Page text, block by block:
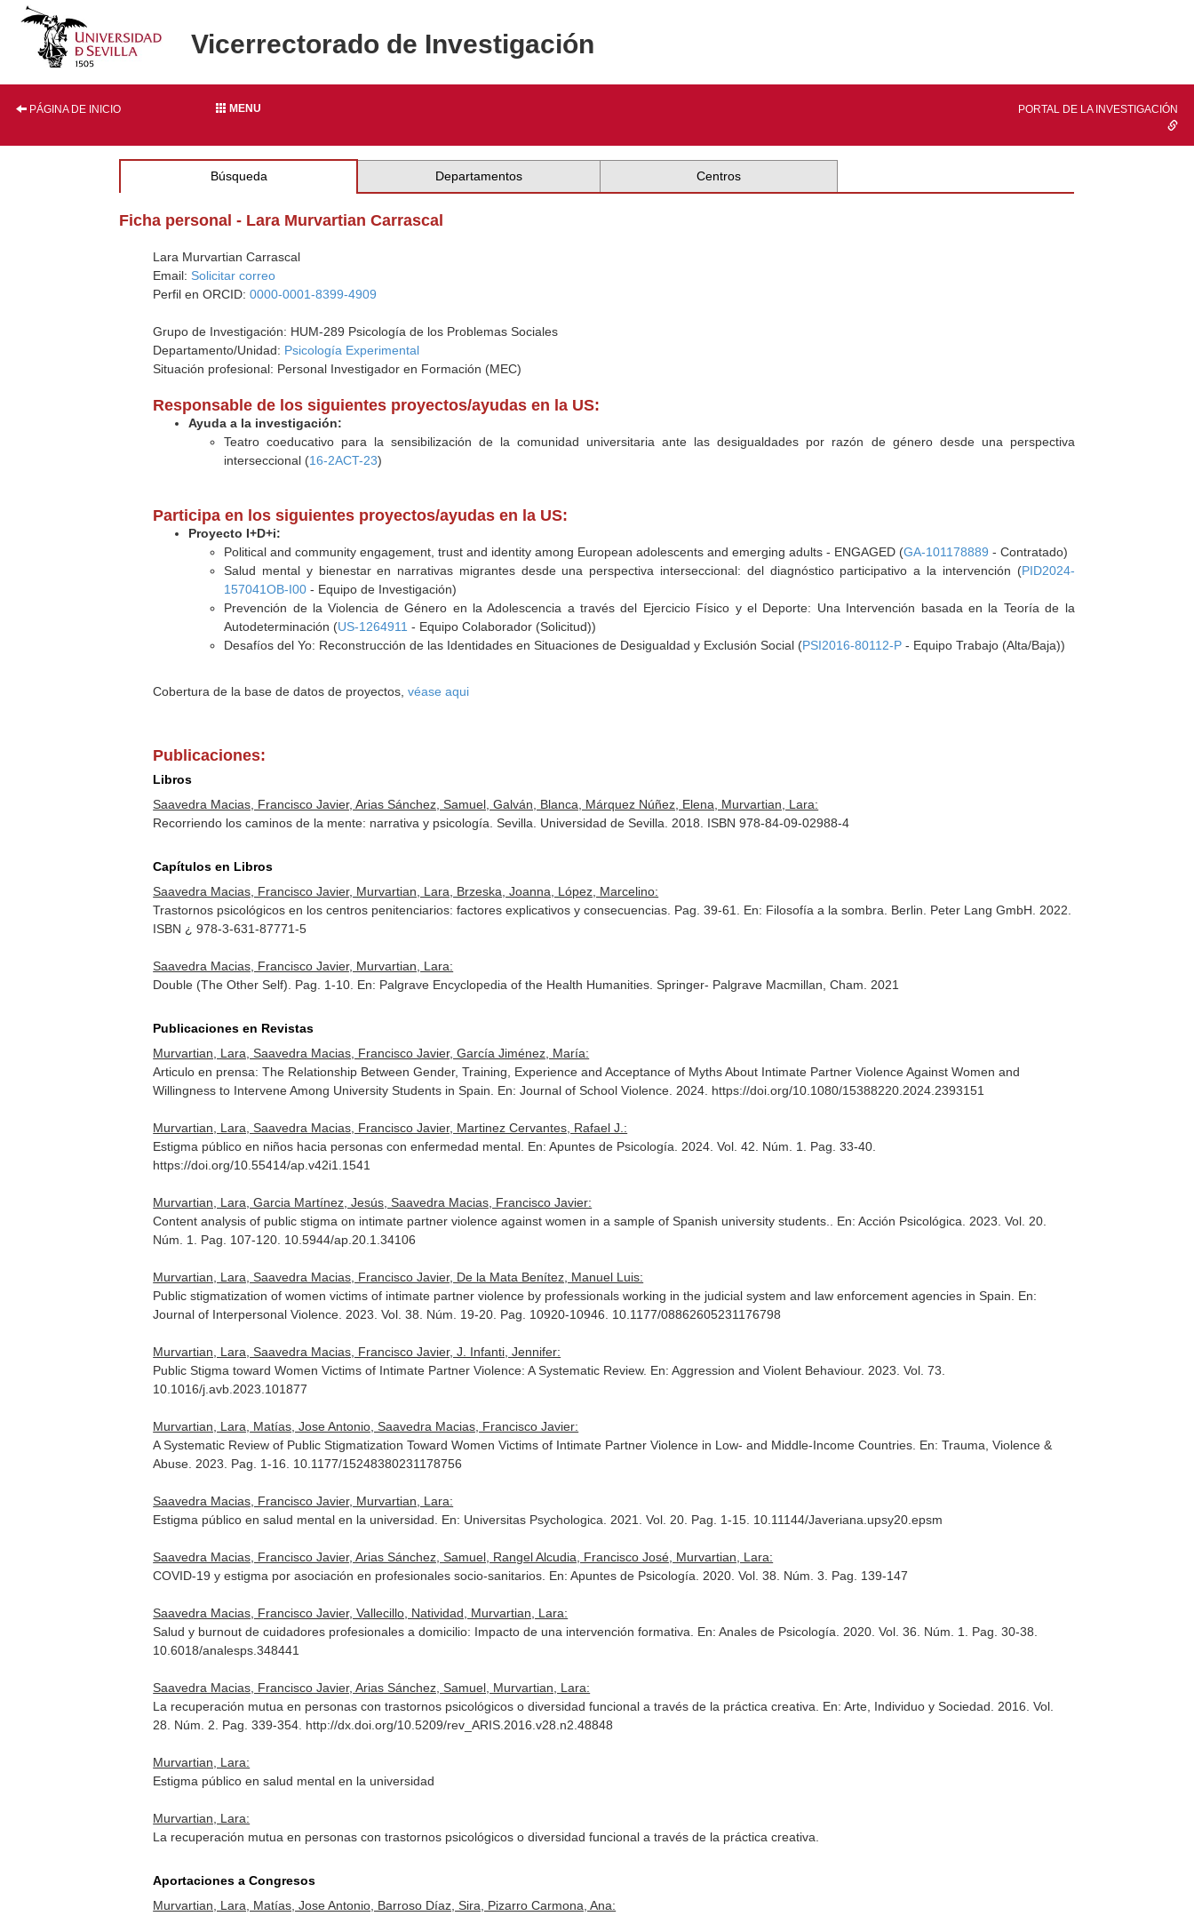
Vicerrectorado de Investigación
PÁGINA DE INICIO MENU PORTAL DE LA INVESTIGACIÓN
Búsqueda Departamentos Centros
Ficha personal - Lara Murvartian Carrascal
Lara Murvartian Carrascal
Email: Solicitar correo
Perfil en ORCID:0000-0001-8399-4909
Grupo de Investigación: HUM-289 Psicología de los Problemas Sociales
Departamento/Unidad: Psicología Experimental
Situación profesional: Personal Investigador en Formación (MEC)
Responsable de los siguientes proyectos/ayudas en la US:
Ayuda a la investigación:
Teatro coeducativo para la sensibilización de la comunidad universitaria ante las desigualdades por razón de género desde una perspectiva
interseccional (16-2ACT-23)
Participa en los siguientes proyectos/ayudas en la US:
Proyecto I+D+i:
Political and community engagement, trust and identity among European adolescents and emerging adults - ENGAGED (GA-101178889 - Contratado)
Salud mental y bienestar en narrativas migrantes desde una perspectiva interseccional: del diagnóstico participativo a la intervención (PID2024-
157041OB-I00 - Equipo de Investigación)
Prevención de la Violencia de Género en la Adolescencia a través del Ejercicio Físico y el Deporte: Una Intervención basada en la Teoría de la
Autodeterminación (US-1264911 - Equipo Colaborador (Solicitud))
Desafíos del Yo: Reconstrucción de las Identidades en Situaciones de Desigualdad y Exclusión Social (PSI2016-80112-P - Equipo Trabajo (Alta/Baja))
Cobertura de la base de datos de proyectos,véase aqui
Publicaciones:
Libros
Saavedra Macias, Francisco Javier, Arias Sánchez, Samuel, Galván, Blanca, Márquez Núñez, Elena, Murvartian, Lara:
Recorriendo los caminos de la mente: narrativa y psicología. Sevilla. Universidad de Sevilla. 2018. ISBN 978-84-09-02988-4
Capítulos en Libros
Saavedra Macias, Francisco Javier, Murvartian, Lara, Brzeska, Joanna, López, Marcelino:
Trastornos psicológicos en los centros penitenciarios: factores explicativos y consecuencias. Pag. 39-61. En: Filosofía a la sombra . Berlin. Peter Lang GmbH. 2022.
ISBN ¿ 978-3-631-87771-5
Saavedra Macias, Francisco Javier, Murvartian, Lara:
Double (The Other Self). Pag. 1-10. En: Palgrave Encyclopedia of the Health Humanities . Springer- Palgrave Macmillan, Cham. 2021
Publicaciones en Revistas
Murvartian, Lara, Saavedra Macias, Francisco Javier, García Jiménez, María:
Articulo en prensa: The Relationship Between Gender, Training, Experience and Acceptance of Myths About Intimate Partner Violence Against Women and
Willingness to Intervene Among University Students in Spain. En: Journal of School Violence . 2024. https://doi.org/10.1080/15388220.2024.2393151
Murvartian, Lara, Saavedra Macias, Francisco Javier, Martinez Cervantes, Rafael J.:
Estigma público en niños hacia personas con enfermedad mental. En: Apuntes de Psicología . 2024. Vol. 42. Núm. 1. Pag. 33-40.
https://doi.org/10.55414/ap.v42i1.1541
Murvartian, Lara, Garcia Martínez, Jesús, Saavedra Macias, Francisco Javier:
Content analysis of public stigma on intimate partner violence against women in a sample of Spanish university students.. En: Acción Psicológica . 2023. Vol. 20.
Núm. 1. Pag. 107-120. 10.5944/ap.20.1.34106
Murvartian, Lara, Saavedra Macias, Francisco Javier, De la Mata Benítez, Manuel Luis:
Public stigmatization of women victims of intimate partner violence by professionals working in the judicial system and law enforcement agencies in Spain. En:
Journal of Interpersonal Violence . 2023. Vol. 38. Núm. 19-20. Pag. 10920-10946. 10.1177/08862605231176798
Murvartian, Lara, Saavedra Macias, Francisco Javier, J. Infanti, Jennifer:
Public Stigma toward Women Victims of Intimate Partner Violence: A Systematic Review. En: Aggression and Violent Behaviour. 2023. Vol. 73.
10.1016/j.avb.2023.101877
Murvartian, Lara, Matías, Jose Antonio, Saavedra Macias, Francisco Javier:
A Systematic Review of Public Stigmatization Toward Women Victims of Intimate Partner Violence in Low- and Middle-Income Countries. En: Trauma, Violence &
Abuse . 2023. Pag. 1-16. 10.1177/15248380231178756
Saavedra Macias, Francisco Javier, Murvartian, Lara:
Estigma público en salud mental en la universidad. En: Universitas Psychologica . 2021. Vol. 20. Pag. 1-15. 10.11144/Javeriana.upsy20.epsm
Saavedra Macias, Francisco Javier, Arias Sánchez, Samuel, Rangel Alcudia, Francisco José, Murvartian, Lara:
COVID-19 y estigma por asociación en profesionales socio-sanitarios. En: Apuntes de Psicología . 2020. Vol. 38. Núm. 3. Pag. 139-147
Saavedra Macias, Francisco Javier, Vallecillo, Natividad, Murvartian, Lara:
Salud y burnout de cuidadores profesionales a domicilio: Impacto de una intervención formativa. En: Anales de Psicología . 2020. Vol. 36. Núm. 1. Pag. 30-38.
10.6018/analesps.348441
Saavedra Macias, Francisco Javier, Arias Sánchez, Samuel, Murvartian, Lara:
La recuperación mutua en personas con trastornos psicológicos o diversidad funcional a través de la práctica creativa. En: Arte, Individuo y Sociedad . 2016. Vol.
28. Núm. 2. Pag. 339-354. http://dx.doi.org/10.5209/rev_ARIS.2016.v28.n2.48848
Murvartian, Lara:
Estigma público en salud mental en la universidad
Murvartian, Lara:
La recuperación mutua en personas con trastornos psicológicos o diversidad funcional a través de la práctica creativa.
Aportaciones a Congresos
Murvartian, Lara, Matías, Jose Antonio, Barroso Díaz, Sira, Pizarro Carmona, Ana: